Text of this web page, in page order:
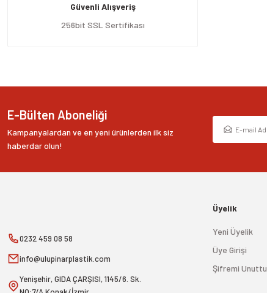
Ürün bilgilerinde hatalar bulunuyor.
Ürün fiyatı diğer sitelerden daha pahalı.
Güvenli Alışveriş
256bit SSL Sertifikası
E-Bülten Aboneliği
Kampanyalardan ve en yeni ürünlerden ilk siz
haberdar olun!
0232 459 08 58
info@ulupinarplastik.com
Yenişehir, GIDA ÇARŞISI, 1145/6. Sk.
Üyelik
Yeni Üyelik
Üye Girişi
Şifremi